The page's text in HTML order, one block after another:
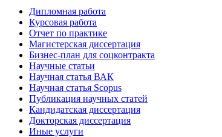
Дипломная работа
Курсовая работа
Отчет по практике
Магистерская диссертация
Бизнес-план для соцконтракта
Научные статьи
Научная статья ВАК
Научная статья Scopus
Публикация научных статей
Кандидатская диссертация
Докторская диссертация
Иные услуги